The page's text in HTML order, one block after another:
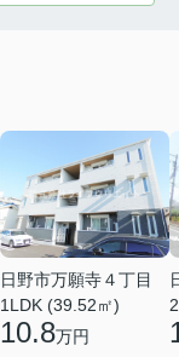
日野市万願寺４丁目
1LDK (39.52㎡)
10.8万円